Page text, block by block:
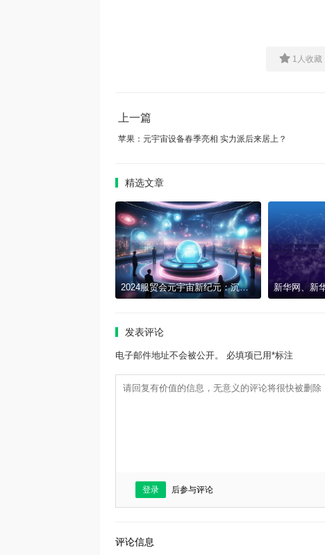
1 人收藏
上一篇
苹果：元宇宙设备春季亮相 实力派后来居上？
精选文章
2024服贸会元宇宙新纪元：沉浸式文化与科技交融的梦幻之旅
发表评论
电子邮件地址不会被公开。 必填项已用*标注
登录 后参与评论
评论信息